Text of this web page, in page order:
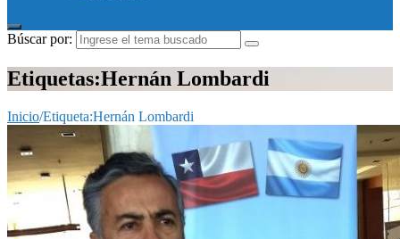
Búscar por:
Etiquetas:Hernán Lombardi
Inicio/Etiqueta:Hernán Lombardi